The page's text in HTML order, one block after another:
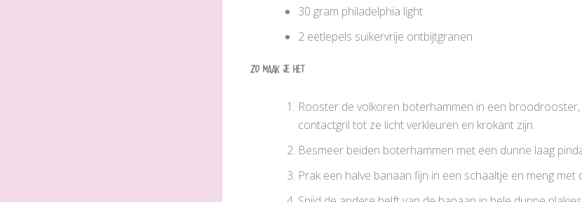
30 gram philadelphia light
2 eetlepels suikervrije ontbijtgranen
Zo maak je het
Rooster de volkoren boterhammen in een
contactgril tot ze licht verkleuren en krokant zijn.
Besmeer beiden boterhammen met een dunne laag
Prak een halve banaan fijn in een schaaltje en meng met